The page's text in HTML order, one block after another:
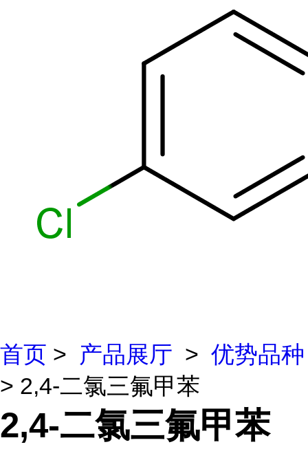
首页 > 产品展厅 > 优势品种
> 2,4-二氯三氟甲苯
2,4-二氯三氟甲苯